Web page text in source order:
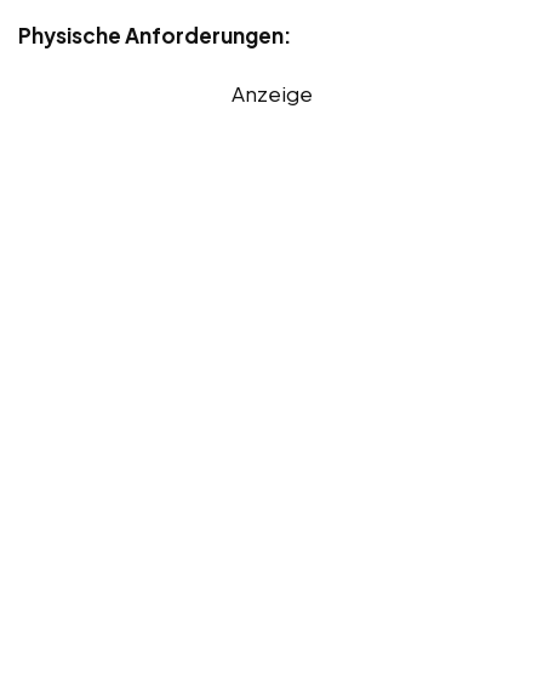
Physische Anforderungen:
Anzeige